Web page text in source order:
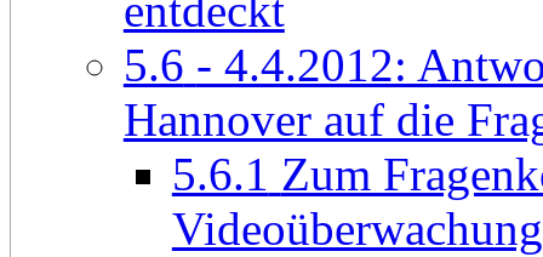
5.6 - 4.4.2012:
Hannover auf die
5.6.1 Zum